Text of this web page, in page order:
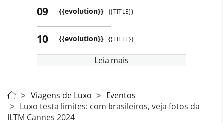
{{evolution}} {{TITLE}}
{{evolution}} {{TITLE}}
Leia mais
Viagens de Luxo
Eventos
Luxo testa limites: com brasileiros, veja fotos da
ILTM Cannes 2024